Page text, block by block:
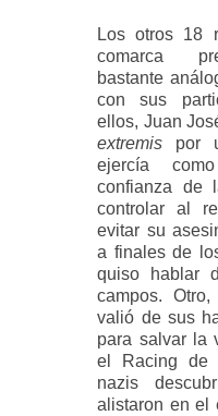
Los otros 18
comarca
bastante
con sus
ellos, Juan
extremis por
ejercía
confianza de
controlar al
evitar su
a finales de
quiso hablar
campos.
valió de sus
para salvar la
el Racing de
nazis
alistaron en